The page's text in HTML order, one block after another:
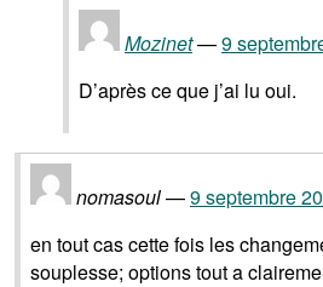
Mozinet
9
D’après ce que j’ai lu oui.
nomasoul
9 septembre
en tout cas cette fois les
souplesse; options tout a